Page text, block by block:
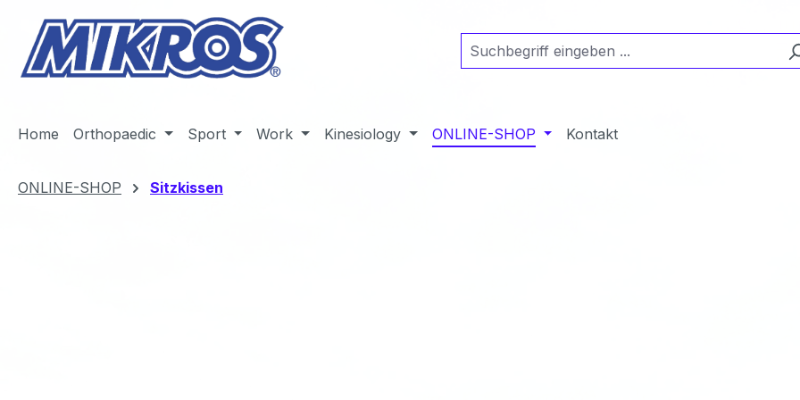
Hauptinhalt springen
Zur Suche springen
Zur Hauptnavigation springen
Home Orthopaedic Sport Work Kinesiology ONLINE-SHOP Kontakt
ONLINE-SHOP Sitzkissen